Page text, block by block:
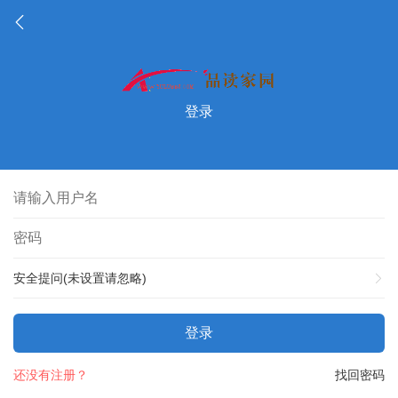
登录
安全提问(未设置请忽略)
登录
找回密码
还没有注册？